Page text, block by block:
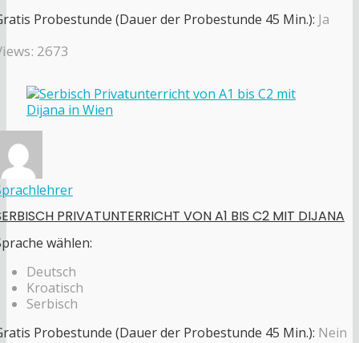
Probestunde (Dauer der Probestunde 45 Min.): Ja
2673
PRIVATUNTERRICHT VON A1 BIS C2 MIT DIJANA
wählen:
Deutsch
Kroatisch
Serbisch
Probestunde (Dauer der Probestunde 45 Min.): Nein